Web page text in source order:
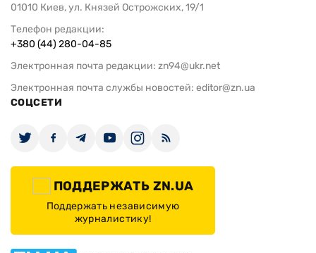
01010 Киев, ул. Князей Острожских, 19/1
Телефон редакции:
+380 (44) 280-04-85
Электронная почта редакции: zn94@ukr.net
Электронная почта службы новостей: editor@zn.ua
СОЦСЕТИ
ПОДДЕРЖАТЬ ZN.UA
Поддержать независимую
журналистику!